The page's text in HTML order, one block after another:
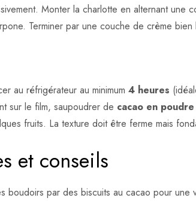
Monter la charlotte en alternant
Terminer par une couche de crème bien
au réfrigérateur au minimum4 heures
sur le film, saupoudrer de cacao en poudre
fruits. La texture doit être ferme mais
et conseils
boudoirs par des biscuits au cacao pour une